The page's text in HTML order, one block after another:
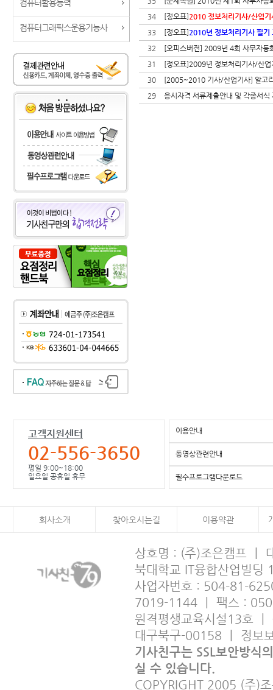
컴퓨터활용능력
컴퓨터그래픽스운용기능사
34
[정오표] 2010 정보처리기사/산업기
33
[정오표] 2010년 정보처리기사 필기
32
[오피스버젼] 2009년 4회 사무자동
31
[정오표]2009년 정보처리기사/산업
30
[2005~2010 기사/산업기사] 알고
29
응시자격 서류제출안내 및 각종서식
고객지원센터
02-556-3650
평일 9:00~18:00
일요일 공휴일 휴무
이용안내
동영상관련안내
필수프로그램다운로드
회사소개 찾아오시는길 이용약관
상호명 : (주)조은캠프 ㅣ
북대학교 IT융합산업빌딩
사업자번호 : 504-81-
7019-1144 ㅣ 팩스 :
원격평생교육시설13호
대구북구-00158 ㅣ 정보
기사친구는 SSL보안방식
실 수 있습니다.
COPYRIGHT 2005 (주)